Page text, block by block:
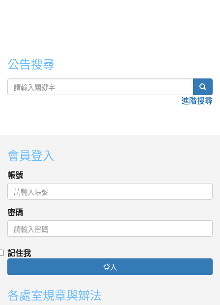
公告搜尋
進階搜尋
會員登入
帳號
密碼
記住我
登入
各處室規章與辧法